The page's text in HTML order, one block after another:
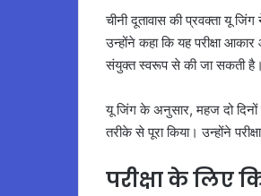
चीनी दूतावास की प्रवक्ता यू
उन्होंने कहा कि यह परीक्षा
संयुक्त स्वरूप से की जा सकती है।
यू जिंग के अनुसार, महज दो दिनों
तरीके से पूरा किया। उन्होंने
परीक्षा के लिए